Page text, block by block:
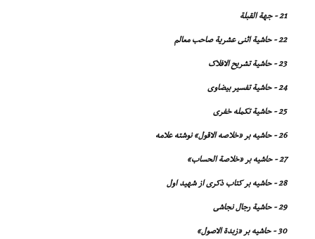
21 - جهة القبلة
22 - حاشیة اثنى عشریة صاحب معالم
23 - حاشیة تشریح الافلاک
24 - حاشیة تفسیر بیضاوى
25 - حاشیة تکمله خفرى
26 - حاشیه بر «خلاصه الاقول» نوشته علامه
27 - حاشیه بر «خلاصة الحساب»
28 - حاشیه بر کتاب ذکرى از شهید اول
29 - حاشیة رجال نجاشى
30 - حاشیه بر «زبدة الاصول»